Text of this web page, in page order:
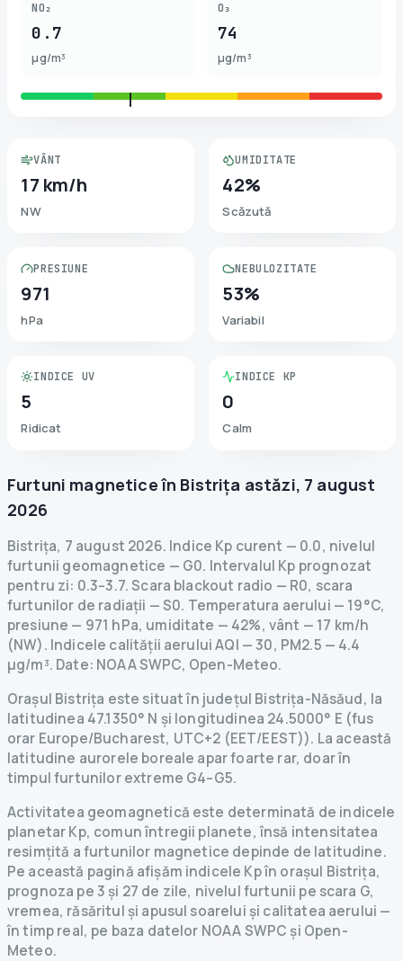
NO₂
0.7
µg/m³
O₃
74
µg/m³
VÂNT
17 km/h
NW
UMIDITATE
42%
Scăzută
PRESIUNE
971
hPa
NEBULOZITATE
53%
Variabil
INDICE UV
5
Ridicat
INDICE KP
0
Calm
Furtuni magnetice în Bistrița astăzi, 7 august
2026
Bistrița, 7 august 2026. Indice Kp curent — 0.0, nivelul
furtunii geomagnetice — G0. Intervalul Kp prognozat
pentru zi: 0.3–3.7. Scara blackout radio — R0, scara
furtunilor de radiații — S0. Temperatura aerului — 19°C,
presiune — 971 hPa, umiditate — 42%, vânt — 17 km/h
(NW). Indicele calității aerului AQI — 30, PM2.5 — 4.4
µg/m³. Date: NOAA SWPC, Open-Meteo.
Orașul Bistrița este situat în județul Bistrița-Năsăud, la
latitudinea 47.1350° N și longitudinea 24.5000° E (fus
orar Europe/Bucharest, UTC+2 (EET/EEST)). La această
latitudine aurorele boreale apar foarte rar, doar în
timpul furtunilor extreme G4–G5.
Activitatea geomagnetică este determinată de indicele
planetar Kp, comun întregii planete, însă intensitatea
resimțită a furtunilor magnetice depinde de latitudine.
Pe această pagină afișăm indicele Kp în orașul Bistrița,
prognoza pe 3 și 27 de zile, nivelul furtunii pe scara G,
vremea, răsăritul și apusul soarelui și calitatea aerului —
în timp real, pe baza datelor NOAA SWPC și Open-
Meteo.